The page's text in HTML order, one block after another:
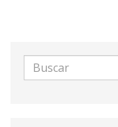
Formulario
de